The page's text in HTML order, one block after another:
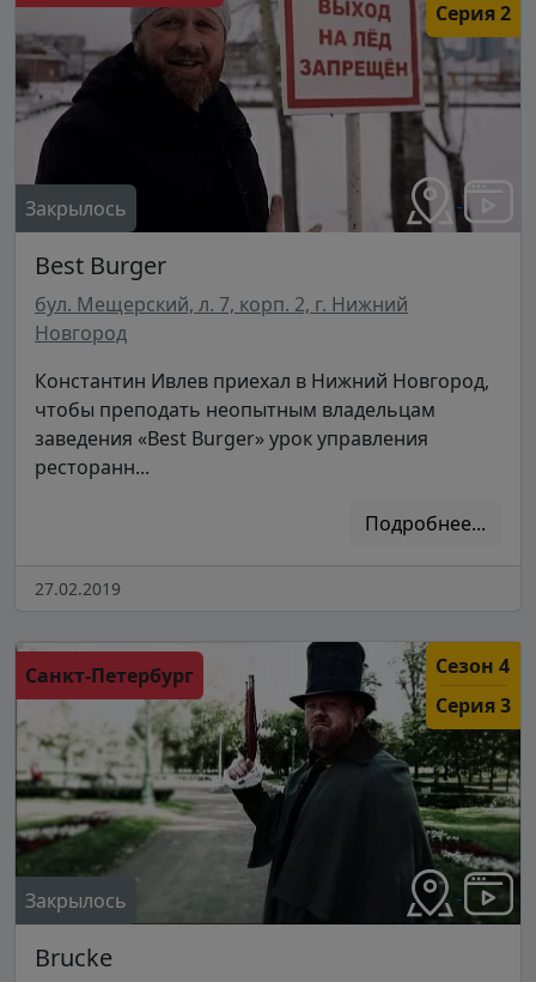
Серия 2
Закрылось
Best Burger
бул. Мещерский, л. 7, корп. 2, г. Нижний
Новгород
Константин Ивлев приехал в Нижний Новгород,
чтобы преподать неопытным владельцам
заведения «Best Burger» урок управления
ресторанн...
Подробнее...
27.02.2019
Санкт-Петербург
Сезон 4
Серия 3
Закрылось
Brucke